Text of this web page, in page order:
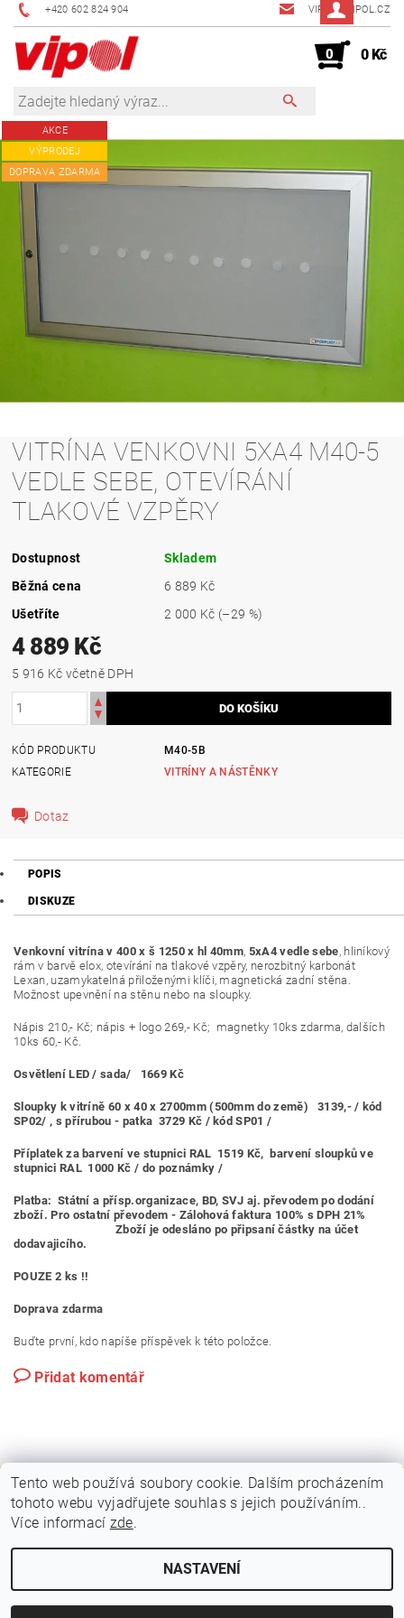
+420 602 824 904 VIPOL@VIPOL.CZ
0 0 Kč
AKCE
VÝPRODEJ
DOPRAVA ZDARMA
VITRÍNA VENKOVNI 5XA4 M40-5
VEDLE SEBE, OTEVÍRÁNÍ
TLAKOVÉ VZPĚRY
Dostupnost
Skladem
Běžná cena
6 889 Kč
Ušetříte
2 000 Kč (–29 %)
4 889 Kč
5 916 Kč včetně DPH
KÓD PRODUKTU
M40-5B
KATEGORIE
VITRÍNY A NÁSTĚNKY
Dotaz
POPIS
DISKUZE
Venkovní vitrína v 400 x š 1250 x hl 40mm, 5xA4 vedle sebe, hliníkový
rám v barvě elox, otevírání na tlakové vzpěry, nerozbitný karbonát
Lexan, uzamykatelná přiloženými klíči, magnetická zadní stěna.
Možnost upevnění na stěnu nebo na sloupky.
Nápis 210,- Kč; nápis + logo 269,- Kč; magnetky 10ks zdarma, dalších
10ks 60,- Kč.
Osvětlení LED / sada/ 1669 Kč
Sloupky k vitríně 60 x 40 x 2700mm (500mm do země) 3139,- / kód
SP02/ , s přírubou - patka 3729 Kč / kód SP01 /
Příplatek za barvení ve stupnici RAL 1519 Kč, barvení sloupků ve
stupnici RAL 1000 Kč / do poznámky /
Platba: Státní a přísp.organizace, BD, SVJ aj. převodem po dodání
zboží. Pro ostatní převodem - Zálohová faktura 100% s DPH 21%
Zboží je odesláno po připsaní částky na účet
dodavajicího.
POUZE 2 ks !!
Doprava zdarma
Buďte první, kdo napíše příspěvek k této položce.
Přidat komentář
PLAKÁTOVÉ RÁMY A KLAPRÁMY | VITRÍNY A NÁSTĚNKY |
STOJANY A POUTAČE
2026 © VIPOL, všechna práva vyhrazena
Tento web používá soubory cookie. Dalším procházením
tohoto webu vyjadřujete souhlas s jejich používáním..
Více informací zde.
NASTAVENÍ